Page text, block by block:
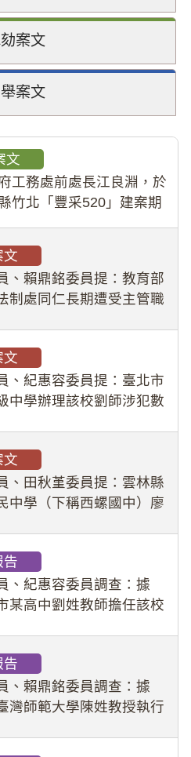
案文
案文
文
工務處前處長江良淵，於
竹北「豐采520」建案期
元，並長期收受建商餽
公共安全，圖利默許建商
文
、賴鼎銘委員提：教育部
制處同仁長期遭受主管職
」及「職業安全衛生法」
務人員
文
、紀惠容委員提：臺北市
中學辦理該校劉師涉犯數
錯功能，不僅首份調查報
師生不
文
、田秋堇委員提：雲林縣
中學（下稱西螺國中）廖
生等行為，歷經該校校園
議（下
告
、紀惠容委員調查：據
某高中劉姓教師擔任該校
樣態性影像並以手機傳送
因畏懼成
告
、賴鼎銘委員調查：據
灣師範大學陳姓教授執行